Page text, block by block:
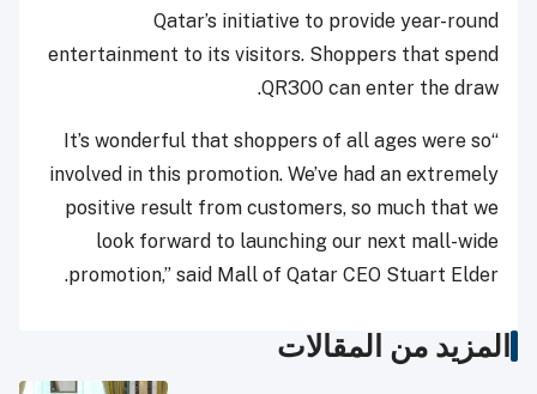
Qatar’s initiative to provide year-round
entertainment to its visitors. Shoppers that spend
QR300 can enter the draw.
“It’s wonderful that shoppers of all ages were so
involved in this promotion. We’ve had an extremely
positive result from customers, so much that we
look forward to launching our next mall-wide
promotion,” said Mall of Qatar CEO Stuart Elder.
المزيد من المقالات